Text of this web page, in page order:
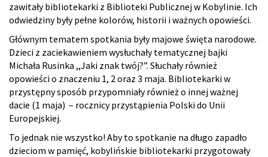
zawitały bibliotekarki z Biblioteki Publicznej w Kobylinie. Ich
odwiedziny były pełne kolorów, historii i ważnych opowieści.
Głównym tematem spotkania były majowe święta narodowe.
Dzieci z zaciekawieniem wysłuchały tematycznej bajki
Michała Rusinka ,,Jaki znak twój?”. Słuchały również
opowieści o znaczeniu 1, 2 oraz 3 maja. Bibliotekarki w
przystępny sposób przypomniały również o innej ważnej
dacie (1 maja) – rocznicy przystąpienia Polski do Unii
Europejskiej.
To jednak nie wszystko! Aby to spotkanie na długo zapadło
dzieciom w pamięć, kobylińskie bibliotekarki przygotowały